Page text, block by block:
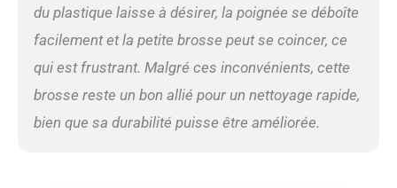
Mini brush altitude is only
13.5 cm, pull up to 22cm
hand smaller than a cell
phone and is small and
appearance--blue and white
du plastique laisse à désirer, la poignée se déboîte
facilement et la petite brosse peut se coincer, ce
qui est frustrant. Malgré ces inconvénients, cette
brosse reste un bon allié pour un nettoyage rapide,
bien que sa durabilité puisse être améliorée.